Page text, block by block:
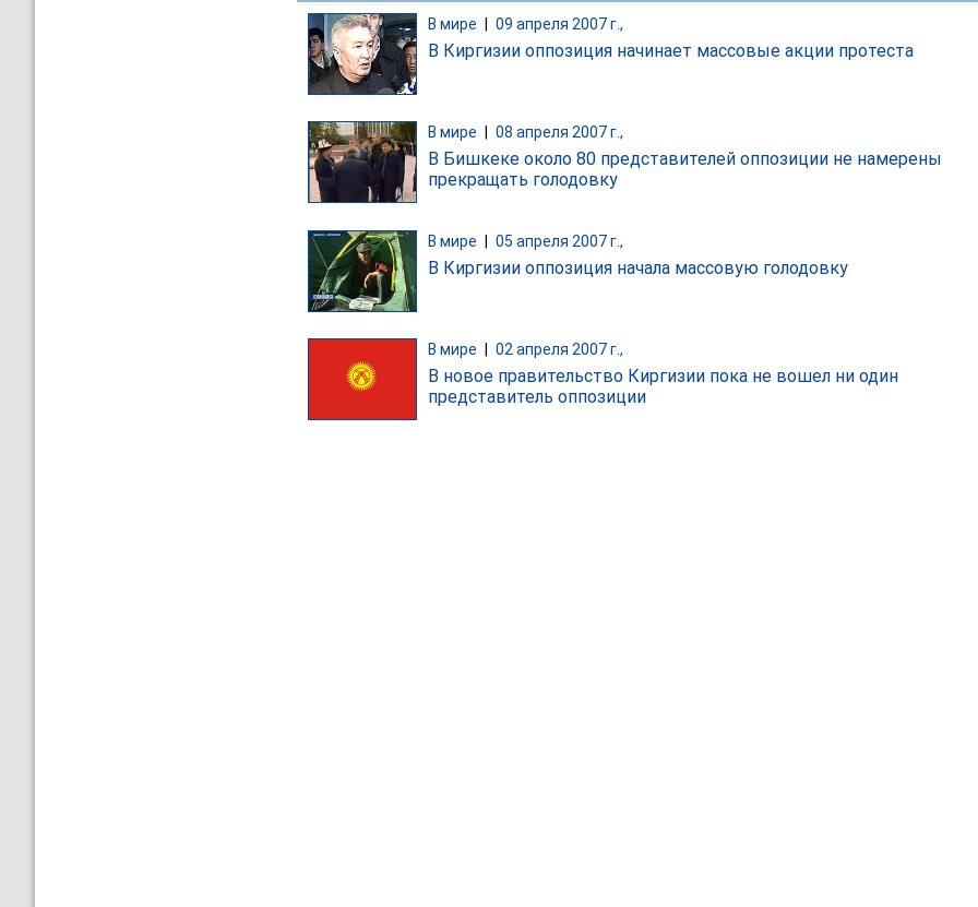
В мире 09 апреля 2007 г.,
В Киргизии оппозиция начинает массовые акции протеста
В мире 08 апреля 2007 г.,
В Бишкеке около 80 представителей оппозиции не намерены
прекращать голодовку
В мире 05 апреля 2007 г.,
В Киргизии оппозиция начала массовую голодовку
В мире 02 апреля 2007 г.,
В новое правительство Киргизии пока не вошел ни один
представитель оппозиции